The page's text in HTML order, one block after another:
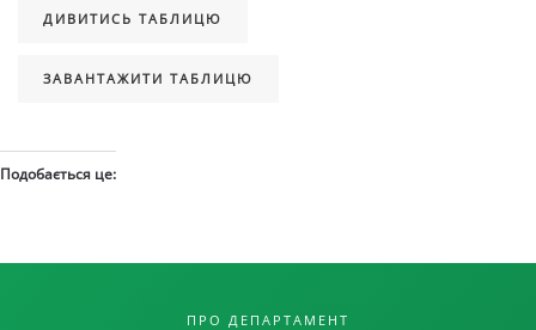
ДИВИТИСЬ ТАБЛИЦЮ
ЗАВАНТАЖИТИ ТАБЛИЦЮ
Подобається це:
ПРО ДЕПАРТАМЕНТ